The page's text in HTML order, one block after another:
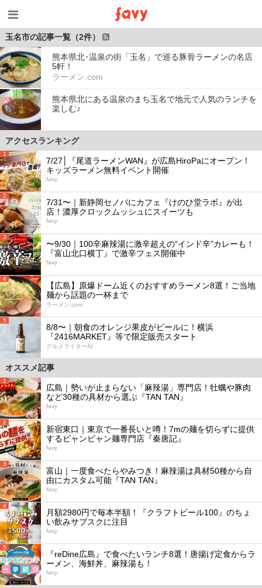
玉名市の記事一覧（2件）
熊本県北･温泉の街「玉名」で巡る豚骨ラーメンの名店
5軒！
ラーメン.com
熊本県北にある温泉のまち玉名で地元で人気のランチを
楽しむ♪
アクセスランキング
1
7/27│『尾道ラーメンWAN』が広島HiroPaにオープン！
キッズラーメン無料イベント開催
favy
2
7/31〜｜新静岡セノバにカフェ『けのひ堂ラボ』が出
店！濃厚クロックムッシュにスイーツも
favy
3
〜9/30｜100辛麻辣湯に激辛超えの“インド辛”カレーも！
『富山北口横丁』で激辛フェス開催中
favy
4
【広島】原爆ドーム近くのおすすめラーメン8選！ご当地
麺から話題の一杯まで
ラーメン.com
5
8/8〜｜朝食のオレンジ果皮がビールに！横浜
『2416MARKET』等で限定販売スタート
グルメライターAI
オススメ記事
1
広島｜勢いが止まらない「麻辣湯」専門店！牡蠣や豚肉
など30種の具材から選ぶ『TAN TAN』
favy
2
新宿東口｜東京で一番長いと噂！7mの麺を切らずに提供
するビャンビャン麺専門店『秦唐記』
favy
3
富山｜一度食べたらやみつき！麻辣湯は具材50種から自
由にカスタム可能『TAN TAN』
favy
4
月額2980円で毎本半額！『クラフトビール100』のちょ
い飲みサブスクに注目
favy
5
『reDine広島』で食べたいランチ8選！唐揚げ定食からラ
ーメン、海鮮丼、麻辣湯も！
favy